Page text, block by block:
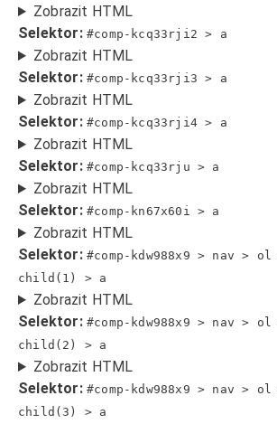
Zobrazit HTML
Selektor: #comp-kcq33rji2 > a
Zobrazit HTML
Selektor: #comp-kcq33rji3 > a
Zobrazit HTML
Selektor: #comp-kcq33rji4 > a
Zobrazit HTML
Selektor: #comp-kcq33rju > a
Zobrazit HTML
Selektor: #comp-kn67x60i > a
Zobrazit HTML
Selektor: #comp-kdw988x9 > nav >
child(1) > a
Zobrazit HTML
Selektor: #comp-kdw988x9 > nav >
child(2) > a
Zobrazit HTML
Selektor: #comp-kdw988x9 > nav >
child(3) > a